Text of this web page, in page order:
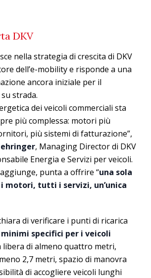
DKV
nella strategia di crescita di DKV
dell’e-mobility e risponde a una
ancora iniziale per il
strada.
dei veicoli commerciali sta
più complessa: motori più
più sistemi di fatturazione”,
, Managing Director di DKV
Energia e Servizi per veicoli.
punta a offrire “una sola
motori, tutti i servizi, un’unica
di verificare i punti di ricarica
specifici per i veicoli
libera di almeno quattro metri,
2,7 metri, spazio di manovra
di accogliere veicoli lunghi